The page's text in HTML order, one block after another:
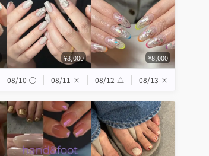
¥8,000 ¥8,000
08/10 ◯ 08/11 × 08/12 △ 08/13 ×